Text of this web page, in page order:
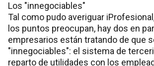
Los "innegociables"
Tal como pudo averiguar
los puntos preocupan, hay dos en
empresarios están tratando de que
"innegociables": el sistema de
reparto de utilidades con los